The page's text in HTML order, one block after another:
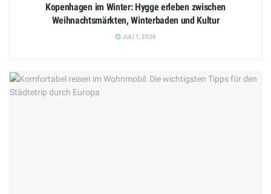
Kopenhagen im Winter: Hygge erleben zwischen
Weihnachtsmärkten, Winterbaden und Kultur
JULI 1, 2026